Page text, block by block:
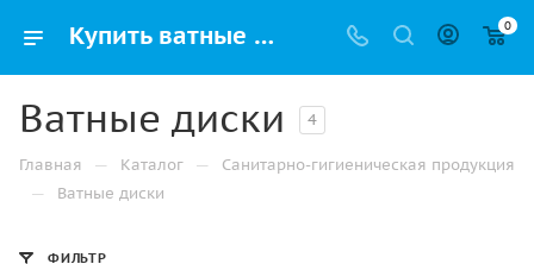
Купить ватные диски в Перми оптом и в розницу с доставкой 0
Ватные диски 4
Главная — Каталог — Санитарно-гигиеническая продукция
— Ватные диски
ФИЛЬТР